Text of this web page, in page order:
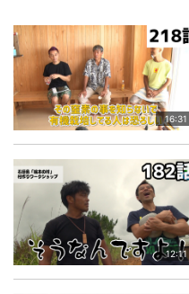
16:31
12:11